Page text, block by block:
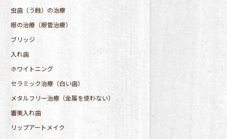
虫歯（う蝕）の治療
根の治療（根管治療）
ブリッジ
入れ歯
ホワイトニング
セラミック治療（白い歯）
メタルフリー治療（金属を使わない）
審美入れ歯
リップアートメイク